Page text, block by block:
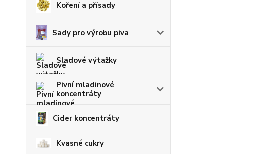
Koření a přísady
Sady pro výrobu piva
Sladové výtažky
Pivní mladinové
koncentráty
Cider koncentráty
Kvasné cukry